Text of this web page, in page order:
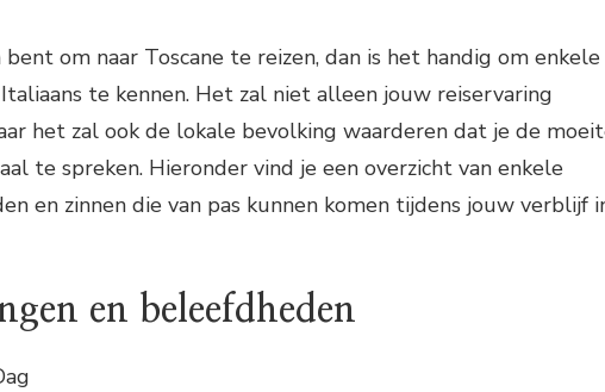
om naar Toscane te reizen, dan is het handig om enkele
te kennen. Het zal niet alleen jouw reiservaring
het zal ook de lokale bevolking waarderen dat je de
te spreken. Hieronder vind je een overzicht van enkele
en zinnen die van pas kunnen komen tijdens jouw verblijf
en beleefdheden